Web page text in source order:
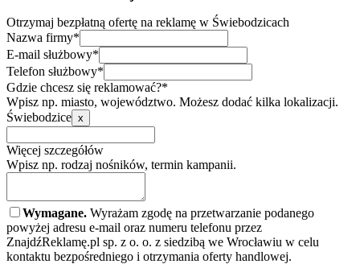
Otrzymaj bezpłatną ofertę na reklamę w Świebodzicach
Nazwa firmy*
E-mail służbowy*
Telefon służbowy*
Gdzie chcesz się reklamować?*
Wpisz np. miasto, województwo. Możesz dodać kilka lokalizacji.
Świebodzice x
Więcej szczegółów
Wpisz np. rodzaj nośników, termin kampanii.
Wymagane. Wyrażam zgodę na przetwarzanie podanego
powyżej adresu e-mail oraz numeru telefonu przez
ZnajdźReklamę.pl sp. z o. o. z siedzibą we Wrocławiu w celu
kontaktu bezpośredniego i otrzymania oferty handlowej.